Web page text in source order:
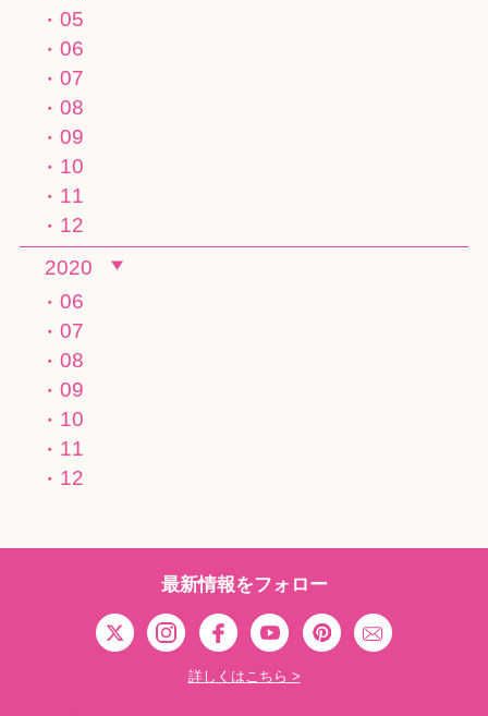
05
06
07
08
09
10
11
12
2020
06
07
08
09
10
11
12
最新情報をフォロー
詳しくはこちら >